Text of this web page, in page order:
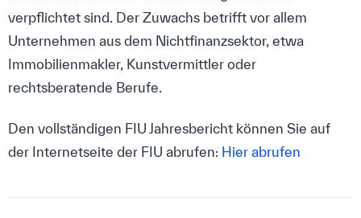
verpflichtet sind. Der Zuwachs betrifft vor allem
Unternehmen aus dem Nichtfinanzsektor, etwa
Immobilienmakler, Kunstvermittler oder
rechtsberatende Berufe.
Den vollständigen FIU Jahresbericht können Sie auf
der Internetseite der FIU abrufen: Hier abrufen